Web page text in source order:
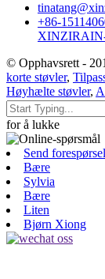
+86-
© Opphavsrett -
korte støvler,
Høyhælte støvler,
for å lukke
Send forespørsel
Bære
Sylvia
Bære
Liten
Bjørn Xiong